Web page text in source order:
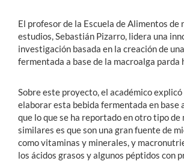
El profesor de la Escuela de Alimentos de
estudios, Sebastián Pizarro, lidera una
investigación basada en la creación de
fermentada a base de la macroalga parda
Sobre este proyecto, el académico explicó
elaborar esta bebida fermentada en base
que lo que se ha reportado en otro tipo de
similares es que son una gran fuente de
como vitaminas y minerales, y
los ácidos grasos y algunos péptidos con